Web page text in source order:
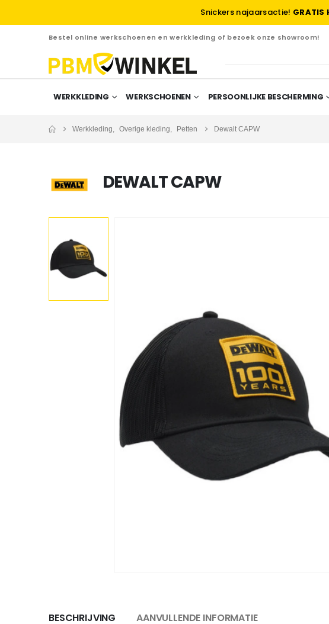
Snickers najaarsactie! GRATIS
Bestel online werkschoenen en werkkleding of bezoek onze showroom!
WERKKLEDING WERKSCHOENEN PERSOONLIJKE BESCHERMING
Werkkleding, Overige kleding, Petten Dewalt CAPW
DEWALT CAPW
BESCHRIJVING AANVULLENDE INFORMATIE